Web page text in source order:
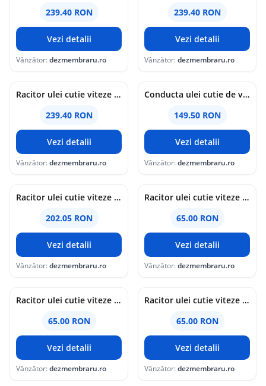
239.40 RON
Vezi detalii
Vânzător:dezmembraru.ro
239.40 RON
Vezi detalii
Vânzător:dezmembraru.ro
Racitor ulei cutie viteze Bmw X3 (F25) [Fabr 2010-2017] 8514515-07 2.0 B47D 140KW / 190CP
239.40 RON
Vezi detalii
Vânzător:dezmembraru.ro
Conducta ulei cutie de viteze Bmw X3 (E83) [Fabr 2003-2009] 2.0 N47D 130 KW / 177 CP
149.50 RON
Vezi detalii
Vânzător:dezmembraru.ro
Racitor ulei cutie viteze Mercedes Clasa E (W212) AMG [Fabr 2009-2016] A2045001001 3.0 642852 170KW / 231CP
202.05 RON
Vezi detalii
Vânzător:dezmembraru.ro
Racitor ulei cutie viteze Bmw 5 (G30, F90) [Fabr 2017-prezent] 8514515 2.0 B47D20 140KW / 190CP
65.00 RON
Vezi detalii
Vânzător:dezmembraru.ro
Racitor ulei cutie viteze Bmw 4 Gran Coupe (F36) Facelift [Fabr 2014-prezent] 8514515 2.0 B47D20 140KW / 190CP
65.00 RON
Vezi detalii
Vânzător:dezmembraru.ro
Racitor ulei cutie viteze Ford Mondeo 4 [Fabr 2007-2015] 6G91-7A095-AD 2.0 TDCI TXBA 103KW / 140CP
65.00 RON
Vezi detalii
Vânzător:dezmembraru.ro